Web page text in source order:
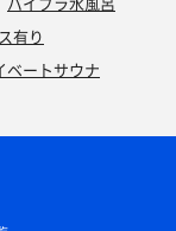
有り
ベートサウナ